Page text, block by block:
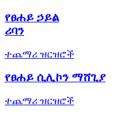
የፀሐይ ኃይል
ሪባን
ተጨማሪ ዝርዝሮች
የፀሐይ ሲሊኮን ማሸጊያ
ተጨማሪ ዝርዝሮች